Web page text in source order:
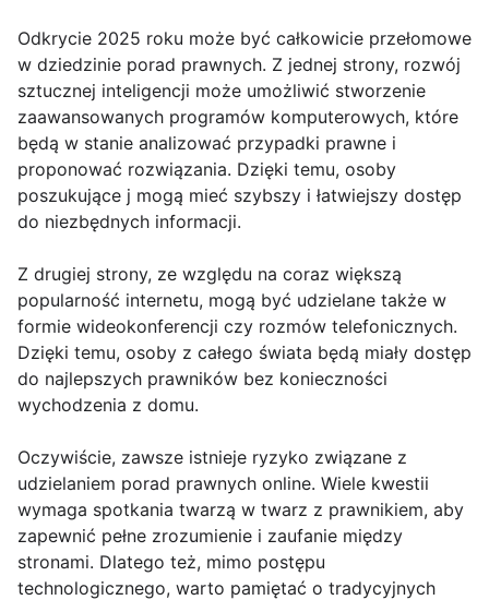
Odkrycie 2025 roku może być całkowicie przełomowe
w dziedzinie porad prawnych. Z jednej strony, rozwój
sztucznej inteligencji może umożliwić stworzenie
zaawansowanych programów komputerowych, które
będą w stanie analizować przypadki prawne i
proponować rozwiązania. Dzięki temu, osoby
poszukujące j mogą mieć szybszy i łatwiejszy dostęp
do niezbędnych informacji.
Z drugiej strony, ze względu na coraz większą
popularność internetu, mogą być udzielane także w
formie wideokonferencji czy rozmów telefonicznych.
Dzięki temu, osoby z całego świata będą miały dostęp
do najlepszych prawników bez konieczności
wychodzenia z domu.
Oczywiście, zawsze istnieje ryzyko związane z
udzielaniem porad prawnych online. Wiele kwestii
wymaga spotkania twarzą w twarz z prawnikiem, aby
zapewnić pełne zrozumienie i zaufanie między
stronami. Dlatego też, mimo postępu
technologicznego, warto pamiętać o tradycyjnych